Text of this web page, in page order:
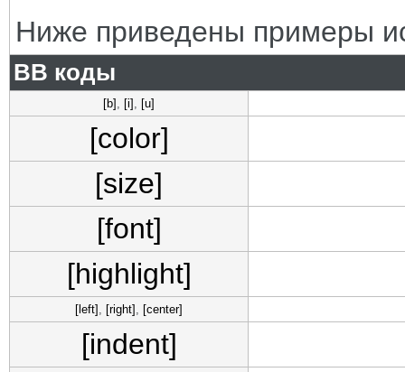
Ниже приведены примеры
BB коды
[b] , [i] , [u]
[color]
[size]
[font]
[highlight]
[left] , [right] , [center]
[indent]